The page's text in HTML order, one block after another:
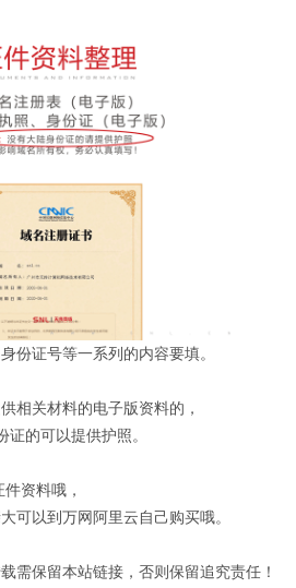
份证号等一系列的内容要填。
相关材料的电子版资料的，
的可以提供护照。
资料哦，
可以到万网阿里云自己购买哦。
需保留本站链接，否则保留追究责任！